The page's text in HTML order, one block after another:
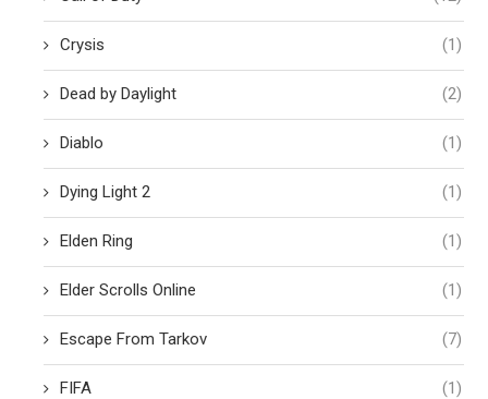
Crysis (1)
Dead by Daylight (2)
Diablo (1)
Dying Light 2 (1)
Elden Ring (1)
Elder Scrolls Online (1)
Escape From Tarkov (7)
FIFA (1)